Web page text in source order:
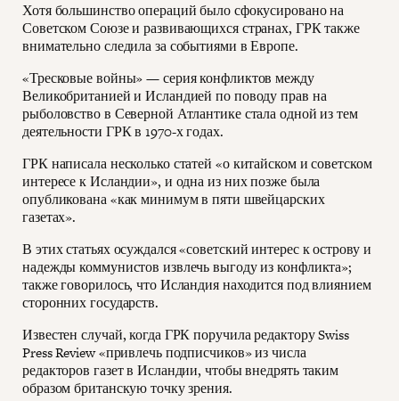
Хотя большинство операций было сфокусировано на
Советском Союзе и развивающихся странах, ГРК также
внимательно следила за событиями в Европе.
«Тресковые войны» — серия конфликтов между
Великобританией и Исландией по поводу прав на
рыболовство в Северной Атлантике стала одной из тем
деятельности ГРК в 1970-х годах.
ГРК написала несколько статей «о китайском и советском
интересе к Исландии», и одна из них позже была
опубликована «как минимум в пяти швейцарских
газетах».
В этих статьях осуждался «советский интерес к острову и
надежды коммунистов извлечь выгоду из конфликта»;
также говорилось, что Исландия находится под влиянием
сторонних государств.
Известен случай, когда ГРК поручила редактору Swiss
Press Review «привлечь подписчиков» из числа
редакторов газет в Исландии, чтобы внедрять таким
образом британскую точку зрения.